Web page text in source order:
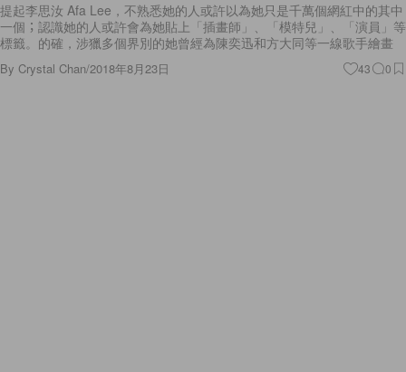
提起李思汝 Afa Lee，不熟悉她的人或許以為她只是千萬個網紅中的其中
一個；認識她的人或許會為她貼上「插畫師」、「模特兒」、「演員」等
標籤。的確，涉獵多個界別的她曾經為陳奕迅和方大同等一線歌手繪畫
By Crystal Chan/2018年8月23日 43 0